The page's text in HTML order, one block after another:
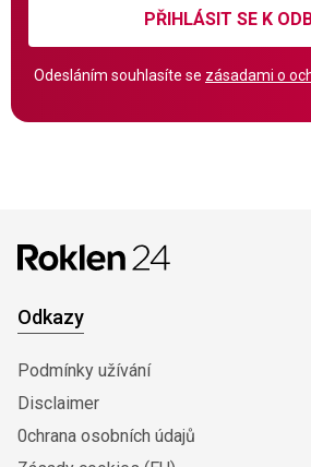
PŘIHLÁSIT SE K
Odesláním souhlasíte se zásadami o
Odkazy
Podmínky užívání
Disclaimer
0chrana osobních údajů